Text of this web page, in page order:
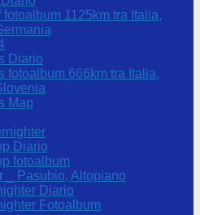
1125km tra Italia,
Diario
fotoalbum 666km tra Italia,
Map
Diario
fotoalbum
_ Pasubio, Altopiano
Diario
Fotoalbum